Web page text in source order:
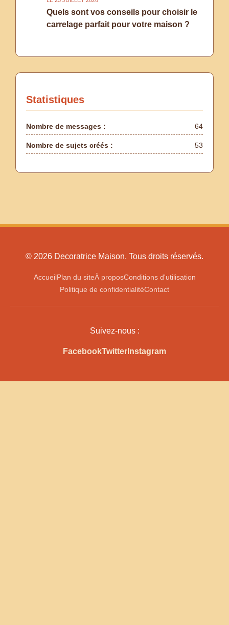
Quels sont vos conseils pour choisir le
carrelage parfait pour votre maison ?
Statistiques
Nombre de messages : 64
Nombre de sujets créés : 53
© 2026 Decoratrice Maison. Tous droits réservés.
AccueilPlan du siteÀ proposConditions d'utilisation
Politique de confidentialitéContact
Suivez-nous :
FacebookTwitter Instagram